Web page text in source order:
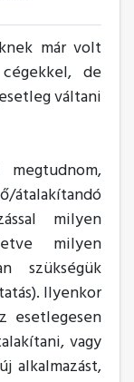
már volt
de
váltani
milyen
milyen
szükségük
Ilyenkor
esetlegesen
vagy
alkalmazást,